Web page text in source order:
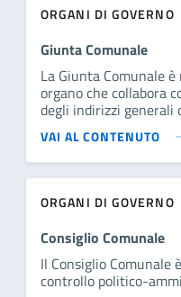
ORGANI DI GOVERNO
Giunta Comunale
La Giunta Comunale
organo che collabora
degli indirizzi generali
VAI AL CONTENUTO
ORGANI DI GOVERNO
Consiglio Comunale
Il Consiglio Comunale
controllo politico-